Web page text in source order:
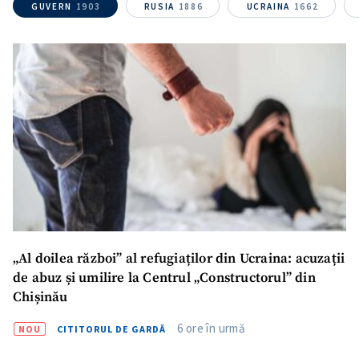
GUVERN 1903 RUSIA 1886 UCRAINA 1662
„Al doilea război” al refugiaților din Ucraina: acuzații
de abuz și umilire la Centrul „Constructorul” din
Chișinău
NOU CITITORUL DE GARDĂ 6 ore în urmă
CONTACT SURSĂ
Sursă anonimă
Nume + Numele meu
Email + Emailul meu
Am citit și sunt de